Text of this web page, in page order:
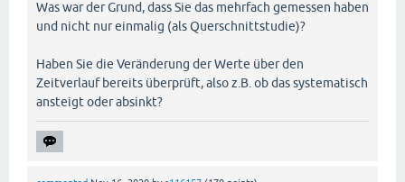
Was war der Grund, dass Sie das mehrfach gemessen haben
und nicht nur einmalig (als Querschnittstudie)?
Haben Sie die Veränderung der Werte über den
Zeitverlauf bereits überprüft, also z.B. ob das systematisch
ansteigt oder absinkt?